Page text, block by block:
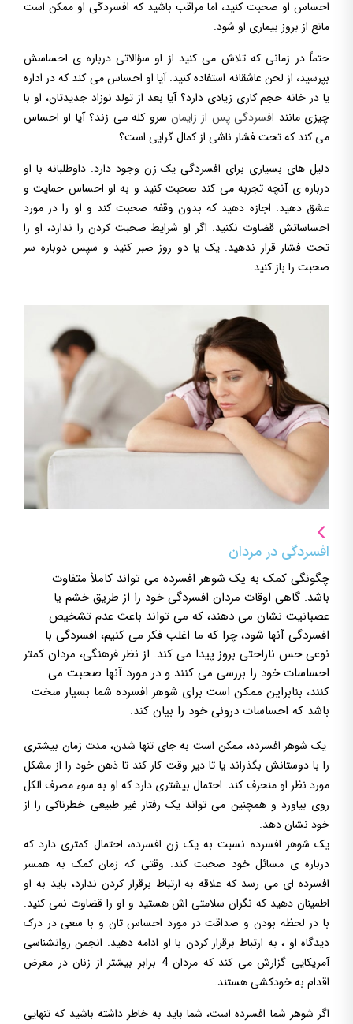
احساس او صحبت کنید، اما مراقب باشید که افسردگی او ممکن است
مانع از بروز بیماری او شود.
حتماً در زمانی که تلاش می کنید از او سؤالاتی درباره ی احساسش
بپرسید، از لحن عاشقانه استفاده کنید. آیا او احساس می کند که در اداره
یا در خانه حجم کاری زیادی دارد؟ آیا بعد از تولد نوزاد جدیدتان، او با
چیزی مانند افسردگی پس از زایمان سرو کله می زند؟ آیا او احساس
می کند که تحت فشار ناشی از کمال گرایی است؟
دلیل های بسیاری برای افسردگی یک زن وجود دارد. داوطلبانه با او
درباره ی آنچه تجربه می کند صحبت کنید و به او احساس حمایت و
عشق دهید. اجازه دهید که بدون وقفه صحبت کند و او را در مورد
احساساتش قضاوت نکنید. اگر او شرایط صحبت کردن را ندارد، او را
تحت فشار قرار ندهید. یک یا دو روز صبر کنید و سپس دوباره سر
صحبت را باز کنید.
افسردگی در مردان
چگونگی کمک به یک شوهر افسرده می تواند کاملاً متفاوت
باشد. گاهی اوقات مردان افسردگی خود را از طریق خشم یا
عصبانیت نشان می دهند، که می تواند باعث عدم تشخیص
افسردگی آنها شود، چرا که ما اغلب فکر می کنیم، افسردگی با
نوعی حس ناراحتی بروز پیدا می کند. از نظر فرهنگی، مردان کمتر
احساسات خود را بررسی می کنند و در مورد آنها صحبت می
کنند، بنابراین ممکن است برای شوهر افسرده شما بسیار سخت
باشد که احساسات درونی خود را بیان کند.
یک شوهر افسرده، ممکن است به جای تنها شدن، مدت زمان بیشتری
را با دوستانش بگذراند یا تا دیر وقت کار کند تا ذهن خود را از مشکل
مورد نظر او منحرف کند. احتمال بیشتری دارد که او به سوء مصرف الکل
روی بیاورد و همچنین می تواند یک رفتار غیر طبیعی خطرناکی را از
خود نشان دهد.
یک شوهر افسرده نسبت به یک زن افسرده، احتمال کمتری دارد که
درباره ی مسائل خود صحبت کند. وقتی که زمان کمک به همسر
افسرده ای می رسد که علاقه به ارتباط برقرار کردن ندارد، باید به او
اطمینان دهید که نگران سلامتی اش هستید و او را قضاوت نمی کنید.
با در لحظه بودن و صداقت در مورد احساس تان و با سعی در درک
دیدگاه او ، به ارتباط برقرار کردن با او ادامه دهید. انجمن روانشناسی
آمریکایی گزارش می کند که مردان 4 برابر بیشتر از زنان در معرض
اقدام به خودکشی هستند.
اگر شوهر شما افسرده است، شما باید به خاطر داشته باشید که تنهایی